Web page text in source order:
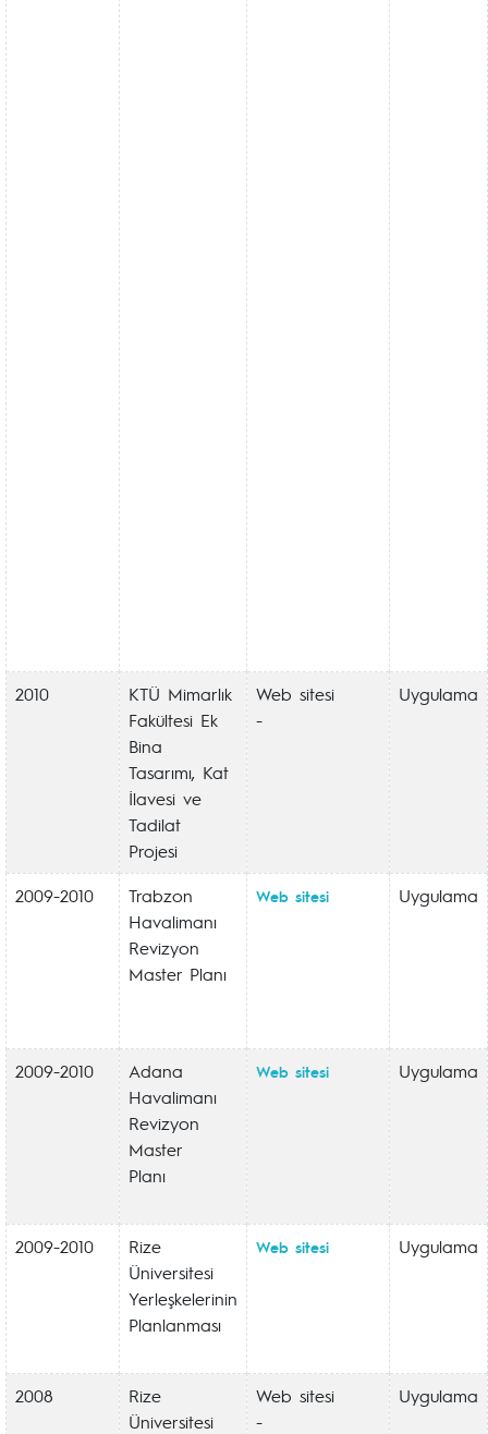
2010
KTÜ Mimarlık
Fakültesi Ek
Bina
Tasarımı, Kat
İlavesi ve
Tadilat
Projesi
Web sitesi
-
Uygulama
2009-2010
Trabzon
Havalimanı
Revizyon
Master Planı
Web sitesi Uygulama
2009-2010
Adana
Havalimanı
Revizyon
Master
Planı
Web sitesi Uygulama
2009-2010
Rize
Üniversitesi
Yerleşkelerinin
Planlanması
Web sitesi Uygulama
2008
Rize
Üniversitesi
Web sitesi
-
Uygulama